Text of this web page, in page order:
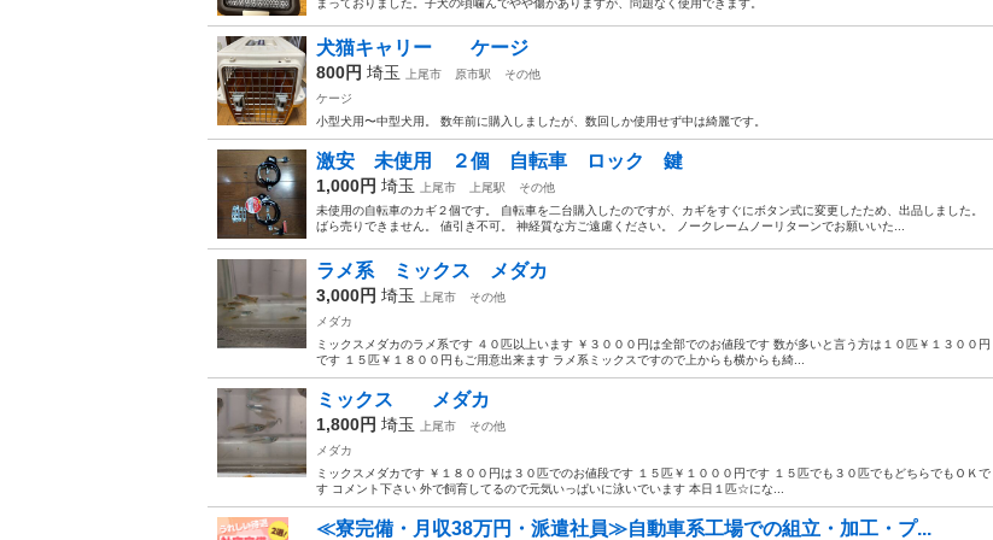
犬猫キャリー ケージ
800円 埼玉 上尾市 原市駅
その他
ケージ
小型犬用〜中型犬用。 数年前に購入しましたが、数回しか使用せず中は綺麗です。
激安 未使用 ２個 自転車 ロック 鍵
1,000円 埼玉 上尾市 上尾駅
その他
未使用の自転車のカギ２個です。 自転車を二台購入したのですが、カギをすぐにボタン式に変更したため、出品しました。
ばら売りできません。 値引き不可。 神経質な方ご遠慮ください。 ノークレームノーリターンでお願いいた...
ラメ系 ミックス メダカ
3,000円 埼玉 上尾市
その他
メダカ
ミックスメダカのラメ系です ４０匹以上います ￥３０００円は全部でのお値段です 数が多いと言う方は１０匹￥１３００円
です １５匹￥１８００円もご用意出来ます ラメ系ミックスですので上からも横からも綺...
ミックス メダカ
1,800円 埼玉 上尾市
その他
メダカ
ミックスメダカです ￥１８００円は３０匹でのお値段です １５匹￥１０００円です １５匹でも３０匹でもどちらでもＯＫで
す コメント下さい 外で飼育してるので元気いっぱいに泳いでいます 本日１匹☆にな...
≪寮完備・月収38万円・派遣社員≫自動車系工場での組立・加工・プ...